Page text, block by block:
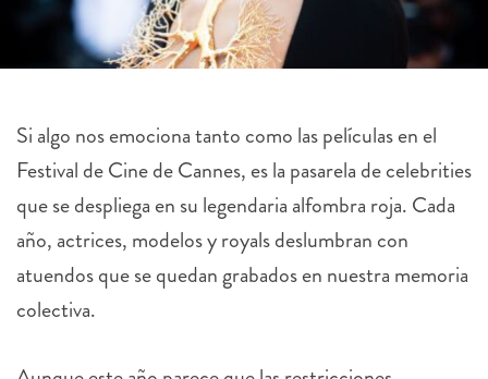
Si algo nos emociona tanto como las películas en el
Festival de Cine de Cannes, es la pasarela de celebrities
que se despliega en su legendaria alfombra roja. Cada
año, actrices, modelos y royals deslumbran con
atuendos que se quedan grabados en nuestra memoria
colectiva.